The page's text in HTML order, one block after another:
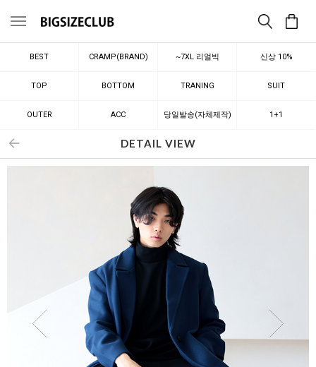
메뉴
BEST CRAMP(BRAND) ~7XL 리얼빅 신상 10%
TOP BOTTOM TRANING SUIT
OUTER ACC 당일발송(자체제작) 1+1
DETAIL VIEW